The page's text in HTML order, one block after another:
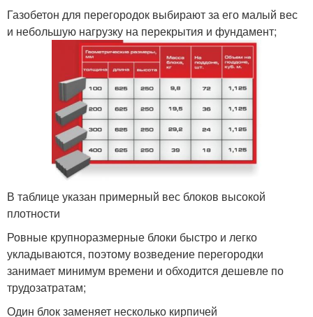
Газобетон для перегородок выбирают за его малый вес
и небольшую нагрузку на перекрытия и фундамент;
В таблице указан примерный вес блоков высокой
плотности
Ровные крупноразмерные блоки быстро и легко
укладываются, поэтому возведение перегородки
занимает минимум времени и обходится дешевле по
трудозатратам;
Один блок заменяет несколько кирпичей